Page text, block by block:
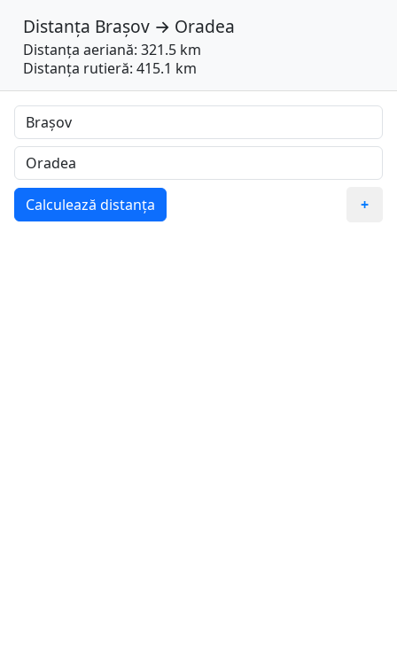
Distanța Brașov → Oradea
Distanța aeriană: 321.5 km
Distanța rutieră: 415.1 km
Calculează distanța +